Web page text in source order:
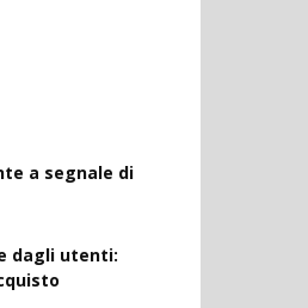
a segnale di
dagli utenti: